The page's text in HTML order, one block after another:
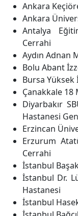
Ankara
Ankara
Antalya
Cerrahi
Aydın Adnan
Bolu Abant
Bursa Yüksek
Çanakkale 18
Diyarbakır
Hastanesi
Erzincan
Erzurum
Cerrahi
İstanbul
İstanbul Dr.
Hastanesi
İstanbul